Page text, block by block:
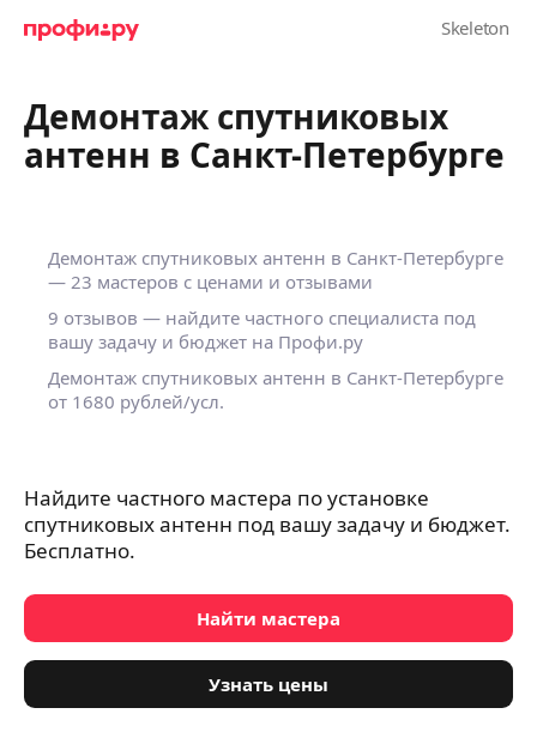
Демонтаж спутниковых
антенн в Санкт-Петербурге
Демонтаж спутниковых антенн в Санкт-Петербурге
— 23 мастеров с ценами и отзывами
9 отзывов — найдите частного специалиста под
вашу задачу и бюджет на Профи.ру
Демонтаж спутниковых антенн в Санкт-Петербурге
от 1680 рублей/усл.
Найдите частного мастера по установке
спутниковых антенн под вашу задачу и бюджет.
Бесплатно.
Найти мастера
Узнать цены